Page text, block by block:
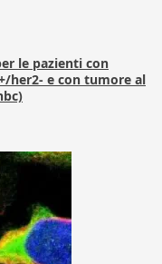
le pazienti con
her2- e con tumore al